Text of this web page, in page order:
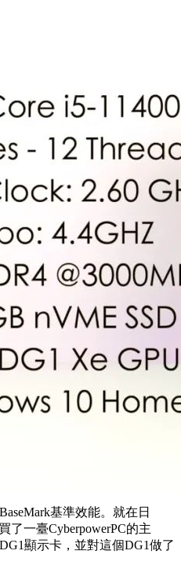
基準效能。就在日
了一臺CyberpowerPC的主
顯示卡，並對這個DG1做了